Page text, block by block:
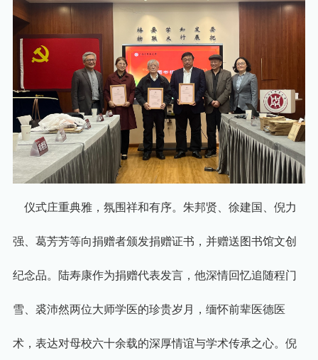
仪式庄重典雅，氛围祥和有序。朱邦贤、徐建国、倪力
强、葛芳芳等向捐赠者颁发捐赠证书，并赠送图书馆文创
纪念品。陆寿康作为捐赠代表发言，他深情回忆追随程门
雪、裘沛然两位大师学医的珍贵岁月，缅怀前辈医德医
术，表达对母校六十余载的深厚情谊与学术传承之心。倪